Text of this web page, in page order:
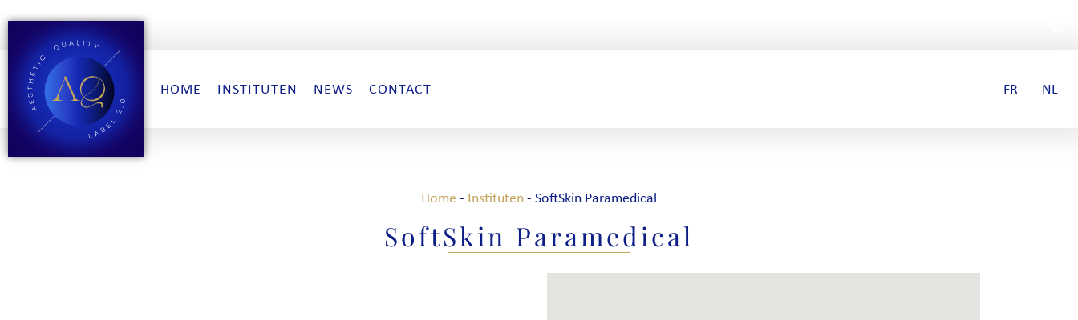
HOME INSTITUTEN NEWS CONTACT FR NL
Home - Instituten- SoftSkin Paramedical
SoftSkin Paramedical